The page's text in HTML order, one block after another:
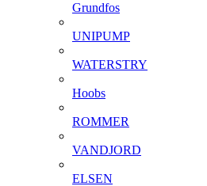
Grundfos
UNIPUMP
WATERSTRY
Hoobs
ROMMER
VANDJORD
ELSEN